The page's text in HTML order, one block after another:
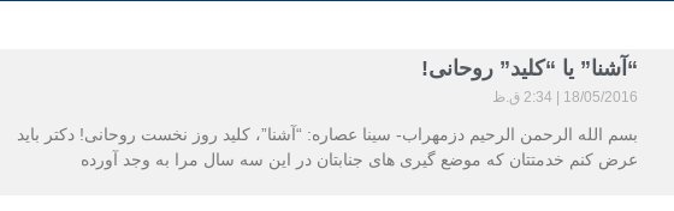
“آشنا” یا “کلید” روحانی!
18/05/2016 2:34 ق.ظ
بسم الله الرحمن الرحیم دزمهراب- سینا عصاره: “آشنا”، کلید روز نخست روحانی! دکتر باید
عرض کنم خدمتتان که موضع گیری های جنابتان در این سه سال مرا به وجد آورده